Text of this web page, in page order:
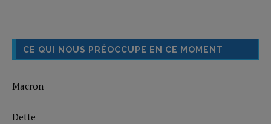
CE QUI NOUS PRÉOCCUPE EN CE MOMENT
Macron
Dette